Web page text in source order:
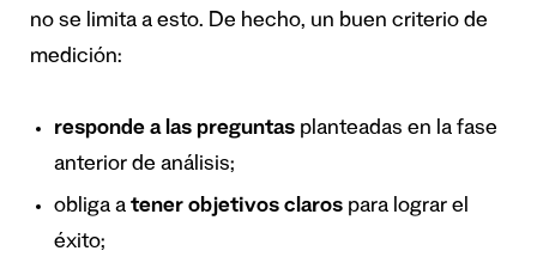
no se limita a esto. De hecho, un buen criterio de
medición:
responde a las preguntas planteadas en la fase
anterior de análisis;
obliga a tener objetivos claros para lograr el
éxito;